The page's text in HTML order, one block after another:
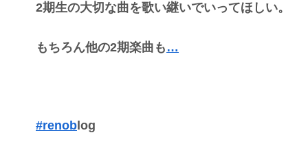
2期生の大切な曲を歌い継いでいってほしい。
もちろん他の2期楽曲も …
#renob log